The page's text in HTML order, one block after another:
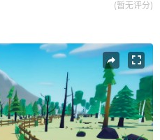
(暂无评分)